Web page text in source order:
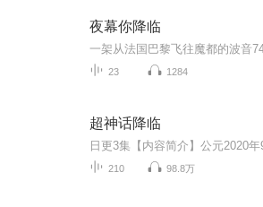
夜幕你降临
23 1284
超神话降临
210 98.8万